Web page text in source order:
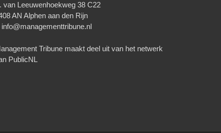
van Leeuwenhoekweg 38 C22
AN Alphen aan den Rijn
info@managementtribune.nl
Tribune maakt deel uit van het netwerk
PublicNL